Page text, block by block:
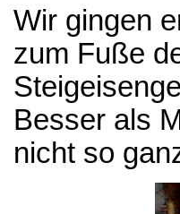
Wir gingen
zum Fuße
Besser als
nicht so